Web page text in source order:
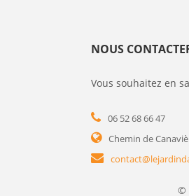
NOUS
Vous souhaitez en
06 52 68 66 47
Chemin de
©